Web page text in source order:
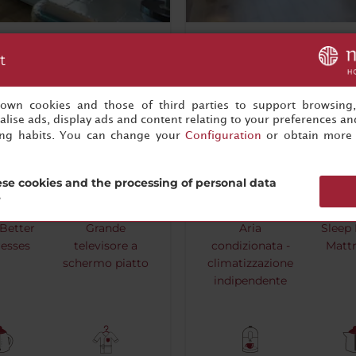
Grande
televisore a
schermo piatto
2 1
Aria
condizionata -
climatizzazione
indipendente
cookies and those of third parties to support
ads, display ads and content relating to your preferences
habits. You can change your Configuration or obtain
cookies and the processing of personal data